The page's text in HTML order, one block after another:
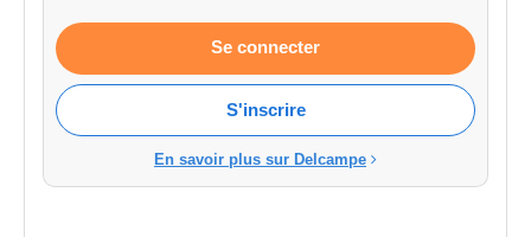
Se connecter
S'inscrire
En savoir plus sur Delcampe